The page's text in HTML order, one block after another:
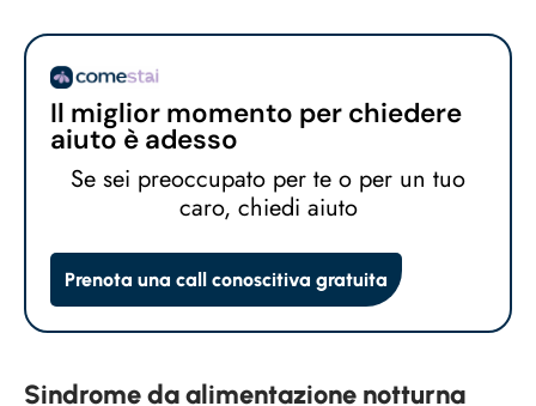
Il miglior momento per chiedere
aiuto è adesso
Se sei preoccupato per te o per un tuo
caro, chiedi aiuto
Prenota una call conoscitiva gratuita
Sindrome da alimentazione notturna